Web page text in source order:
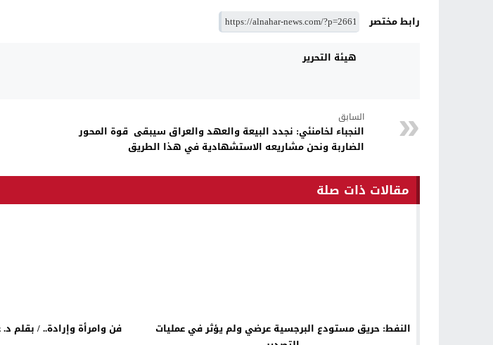
رابط مختصر
هيئة التحرير
السابق
النجباء لخامنئي: نجدد البيعة والعهد والعراق سيبقى قوة المحور
الضاربة ونحن مشاريعه الاستشهادية في هذا الطريق
مقالات ذات صلة
النفط: حريق مستودع البرجسية عرضي ولم يؤثر في عمليات
فن وامرأة وإرادة.. / بقلم